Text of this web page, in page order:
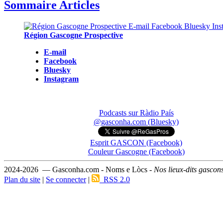
Sommaire Articles
Région Gascogne Prospective
E-mail
Facebook
Bluesky
Instagram
Podcasts sur Ràdio País
@gasconha.com (Bluesky)
Esprit GASCON (Facebook)
Couleur Gascogne (Facebook)
2024-2026 — Gasconha.com - Noms e Lòcs - Nos lieux-dits
Plan du site | Se connecter| RSS 2.0